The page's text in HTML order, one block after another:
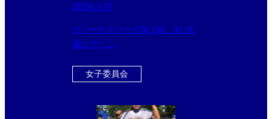
2026.5.17
ヴィーナスリーグ第２戦 対 武
蔵なでしこ
女子委員会